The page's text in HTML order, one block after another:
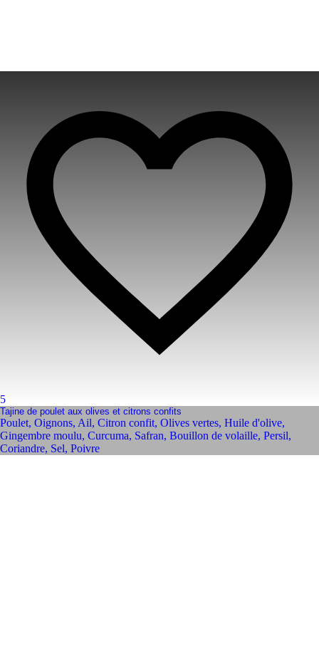
5
Tajine de poulet aux olives et citrons confits
Poulet, Oignons, Ail, Citron confit, Olives vertes, Huile d'olive,
Gingembre moulu, Curcuma, Safran, Bouillon de volaille, Persil,
Coriandre, Sel, Poivre